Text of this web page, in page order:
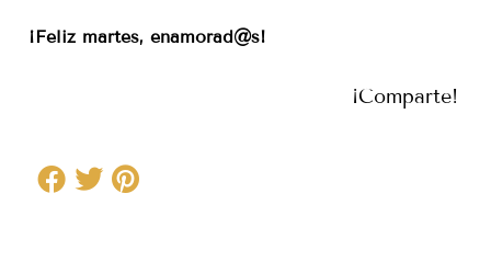
¡Feliz martes, enamorad@s!
¡Comparte!